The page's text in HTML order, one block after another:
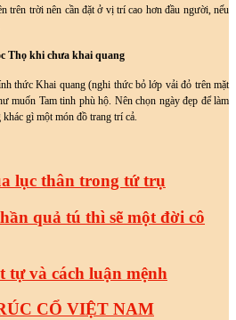
trên trời nên cần đặt ở vị trí cao hơn đầu người, nếu
Thọ khi chưa khai quang
thức Khai quang (nghi thức bỏ lớp vải đỏ trên mặt
muốn Tam tinh phù hộ. Nên chọn ngày đẹp để làm
gì một món đồ trang trí cả.
lục thân trong tứ trụ
quả tú thì sẽ một đời cô
tự và cách luận mệnh
CỔ VIỆT NAM